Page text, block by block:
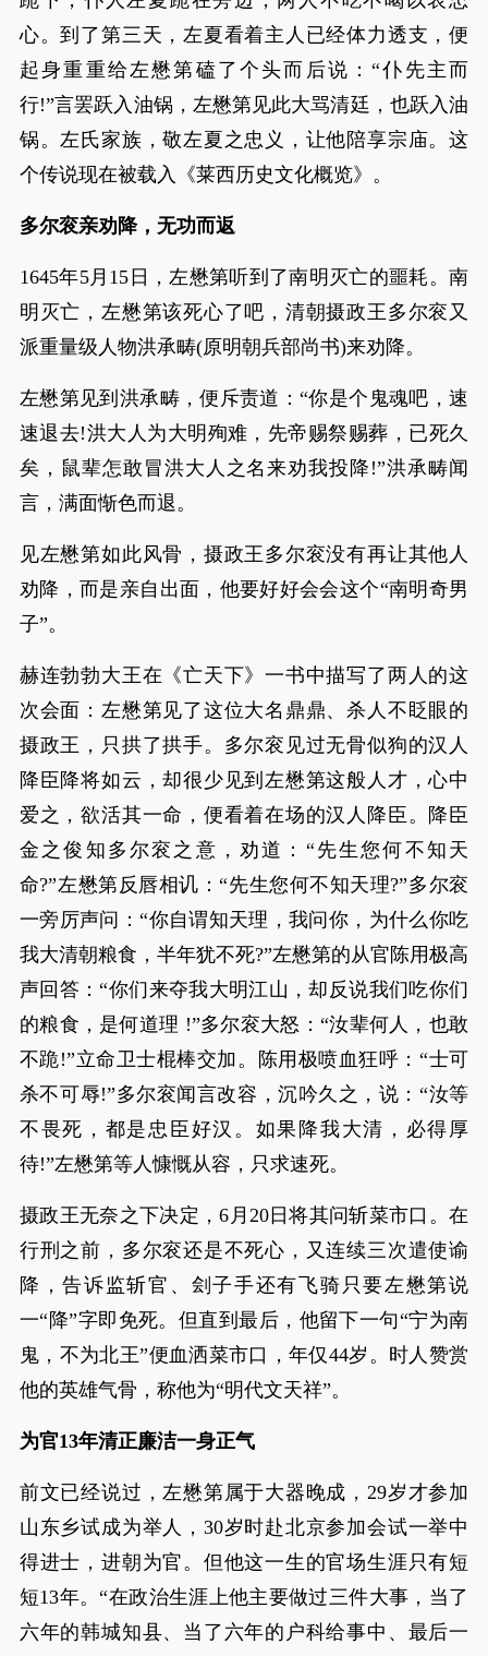
心。到了第三天，左夏看着主人已经体力透支，便
起身重重给左懋第磕了个头而后说：“仆先主而
行!”言罢跃入油锅，左懋第见此大骂清廷，也跃入油
锅。左氏家族，敬左夏之忠义，让他陪享宗庙。这
个传说现在被载入《莱西历史文化概览》。
多尔衮亲劝降，无功而返
1645年5月15日，左懋第听到了南明灭亡的噩耗。南
明灭亡，左懋第该死心了吧，清朝摄政王多尔衮又
派重量级人物洪承畴(原明朝兵部尚书)来劝降。
左懋第见到洪承畴，便斥责道：“你是个鬼魂吧，速
速退去!洪大人为大明殉难，先帝赐祭赐葬，已死久
矣，鼠辈怎敢冒洪大人之名来劝我投降!”洪承畴闻
言，满面惭色而退。
见左懋第如此风骨，摄政王多尔衮没有再让其他人
劝降，而是亲自出面，他要好好会会这个“南明奇男
子”。
赫连勃勃大王在《亡天下》一书中描写了两人的这
次会面：左懋第见了这位大名鼎鼎、杀人不眨眼的
摄政王，只拱了拱手。多尔衮见过无骨似狗的汉人
降臣降将如云，却很少见到左懋第这般人才，心中
爱之，欲活其一命，便看着在场的汉人降臣。降臣
金之俊知多尔衮之意，劝道：“先生您何不知天
命?”左懋第反唇相讥：“先生您何不知天理?”多尔衮
一旁厉声问：“你自谓知天理，我问你，为什么你吃
我大清朝粮食，半年犹不死?”左懋第的从官陈用极高
声回答：“你们来夺我大明江山，却反说我们吃你们
的粮食，是何道理 !”多尔衮大怒：“汝辈何人，也敢
不跪!”立命卫士棍棒交加。陈用极喷血狂呼：“士可
杀不可辱!”多尔衮闻言改容，沉吟久之，说：“汝等
不畏死，都是忠臣好汉。如果降我大清，必得厚
待!”左懋第等人慷慨从容，只求速死。
摄政王无奈之下决定，6月20日将其问斩菜市口。在
行刑之前，多尔衮还是不死心，又连续三次遣使谕
降，告诉监斩官、刽子手还有飞骑只要左懋第说
一“降”字即免死。但直到最后，他留下一句“宁为南
鬼，不为北王”便血洒菜市口，年仅44岁。时人赞赏
他的英雄气骨，称他为“明代文天祥”。
为官13年清正廉洁一身正气
前文已经说过，左懋第属于大器晚成，29岁才参加
山东乡试成为举人，30岁时赴北京参加会试一举中
得进士，进朝为官。但他这一生的官场生涯只有短
短13年。“在政治生涯上他主要做过三件大事，当了
六年的韩城知县、当了六年的户科给事中、最后一